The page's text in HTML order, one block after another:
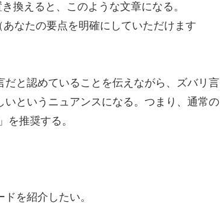
換えると、このような文章になる。
あなたの要点を明確にしていただけます
と認めていることを伝えながら、ズバリ言
というニュアンスになる。つまり、通常の
を推奨する。
を紹介したい。